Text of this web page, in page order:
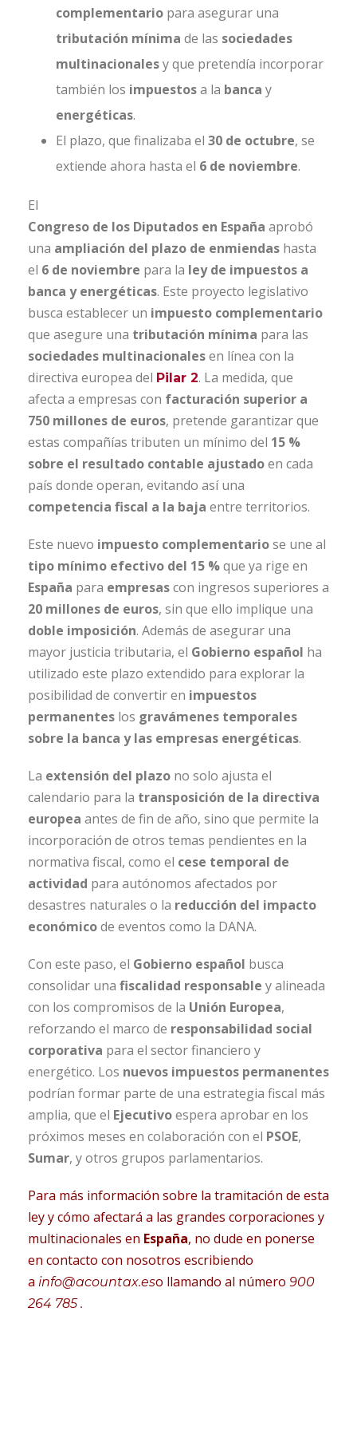
complementario para asegurar una
tributación mínima de las sociedades
multinacionalesy que pretendía incorporar
también los impuestosa la banca y
energéticas.
El plazo, que finalizaba el 30 de octubre, se
extiende ahora hasta el 6 de noviembre.
El
Congreso de los Diputados en España aprobó
una ampliación del plazo de enmiendas hasta
el 6 de noviembre para la ley de impuestos a
banca y energéticas. Este proyecto legislativo
busca establecer un impuesto complementario
que asegure una tributación mínima para las
sociedades multinacionalesen línea con la
directiva europea del Pilar 2. La medida, que
afecta a empresas con facturación superior a
750 millones de euros, pretende garantizar que
estas compañías tributen un mínimo del 15 %
sobre el resultado contable ajustadoen cada
país donde operan, evitando así una
competencia fiscal a la baja entre territorios.
Este nuevo impuesto complementariose une al
tipo mínimo efectivo del 15 %que ya rige en
España para empresascon ingresos superiores a
20 millones de euros, sin que ello implique una
doble imposición. Además de asegurar una
mayor justicia tributaria, el Gobierno español ha
utilizado este plazo extendido para explorar la
posibilidad de convertir en impuestos
permanentes los gravámenes temporales
sobre la banca y las empresas energéticas.
La extensión del plazo no solo ajusta el
calendario para la transposición de la directiva
europea antes de fin de año, sino que permite la
incorporación de otros temas pendientes en la
normativa fiscal, como el cese temporal de
actividad para autónomos afectados por
desastres naturales o la reducción del impacto
económicode eventos como la DANA.
Con este paso, el Gobierno español busca
consolidar una fiscalidad responsable y alineada
con los compromisos de la Unión Europea,
reforzando el marco de responsabilidad social
corporativa para el sector financiero y
energético. Los nuevos impuestos permanentes
podrían formar parte de una estrategia fiscal más
amplia, que el Ejecutivoespera aprobar en los
próximos meses en colaboración con el PSOE,
Sumar, y otros grupos parlamentarios.
Para más información sobre la tramitación de esta
ley y cómo afectará a las grandes corporaciones y
multinacionales en España, no dude en ponerse
en contacto con nosotros escribiendo
a info@acountax.eso llamando al número 900
264 785 .